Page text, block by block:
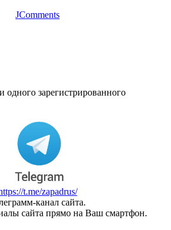
JComments
одного зарегистрированного
t.me/zapadrus/
канал сайта.
сайта прямо на Ваш смартфон.